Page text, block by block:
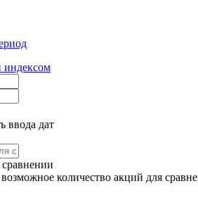
индексом
ввода дат
количество акций для